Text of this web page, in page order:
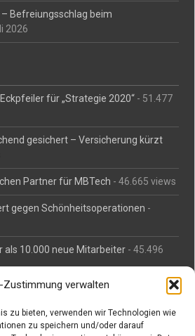
Zustimmung verwalten
zu bieten, verwenden wir Technologien wie
zu speichern und/oder darauf
Befreiungsschlag beim
2026
für „Strategie 2020“ - 51.477
gesichert – Versicherung kürzt
Partner für MBTech - 46.665 views
gegen Schönheitsoperationen -
als 10.000 neue Mitarbeiter - 45.496
MBtech- 44.717 views
für abgedriftete Silvesterraketen